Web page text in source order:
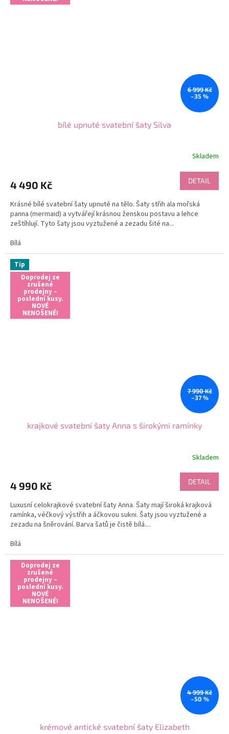
6 999 Kč
–35 %
bílé upnuté svatební šaty Silva
Skladem
4 490 Kč DETAIL
Krásné bílé svatební šaty upnuté na tělo. Šaty střih ala mořská
panna (mermaid) a vytvářejí krásnou ženskou postavu a lehce
zeštíhlují. Tyto šaty jsou vyztužené a zezadu šité na...
Bílá
Tip
Doprodej ze
zrušené
prodejny –
poslední kusy.
NOVÉ
NENOŠENÉ!
7 990 Kč
–37 %
krajkové svatební šaty Anna s širokými ramínky
Skladem
4 990 Kč DETAIL
Luxusní celokrajkové svatební šaty Anna. Šaty mají široká krajková
ramínka, véčkový výstřih a áčkovou sukni. Šaty jsou vyztužené a
zezadu na šněrování. Barva šatů je čistě bílá....
Bílá
Doprodej ze
zrušené
prodejny –
poslední kusy.
NOVÉ
NENOŠENÉ!
4 999 Kč
–50 %
krémové antické svatební šaty Elizabeth